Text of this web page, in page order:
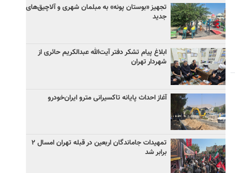
تجهیز «بوستان پونه» به مبلمان شهری و آلاچیق‌های
جدید
ابلاغ پیام تشکر دفتر آیت‌الله عبدالکریم حائری از
شهردار تهران
آغاز احداث پایانه تاکسیرانی مترو ایران‌خودرو
تمهیدات جاماندگان اربعین در قبله تهران امسال ۲
برابر شد